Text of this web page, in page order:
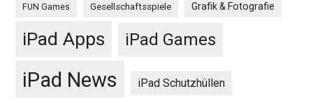
FUN Games Gesellschaftsspiele Grafik & Fotografie
iPad Apps iPad Games
iPad News iPad Schutzhüllen